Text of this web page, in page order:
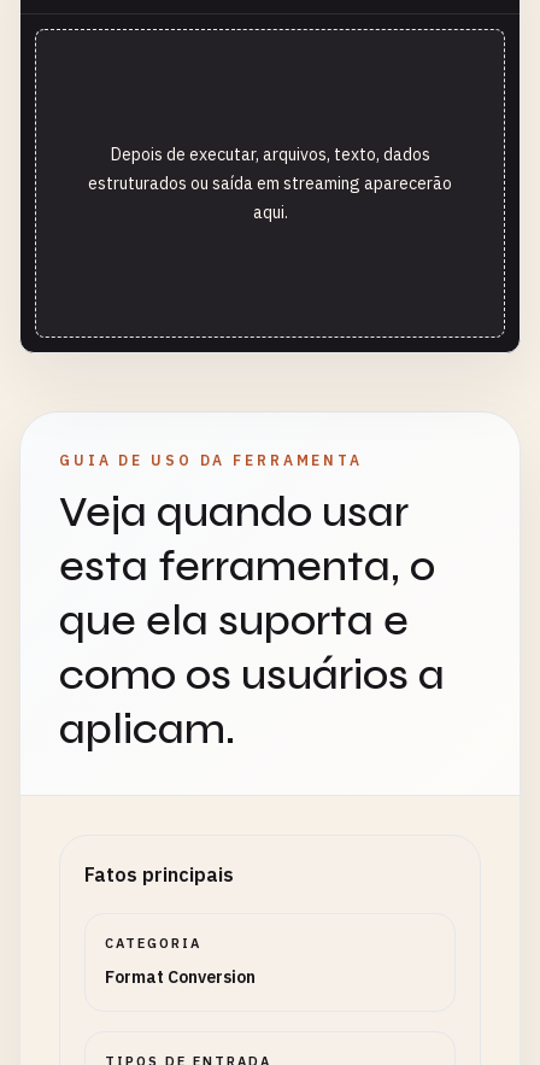
Depois de executar, arquivos, texto, dados
estruturados ou saída em streaming aparecerão
aqui.
GUIA DE USO DA FERRAMENTA
Veja quando usar
esta ferramenta, o
que ela suporta e
como os usuários a
aplicam.
Fatos principais
CATEGORIA
Format Conversion
TIPOS DE ENTRADA